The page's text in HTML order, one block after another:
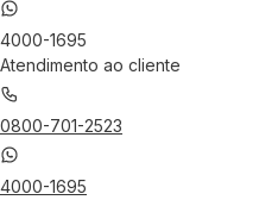
4000-1695
Atendimento ao cliente
0800-701-2523
4000-1695